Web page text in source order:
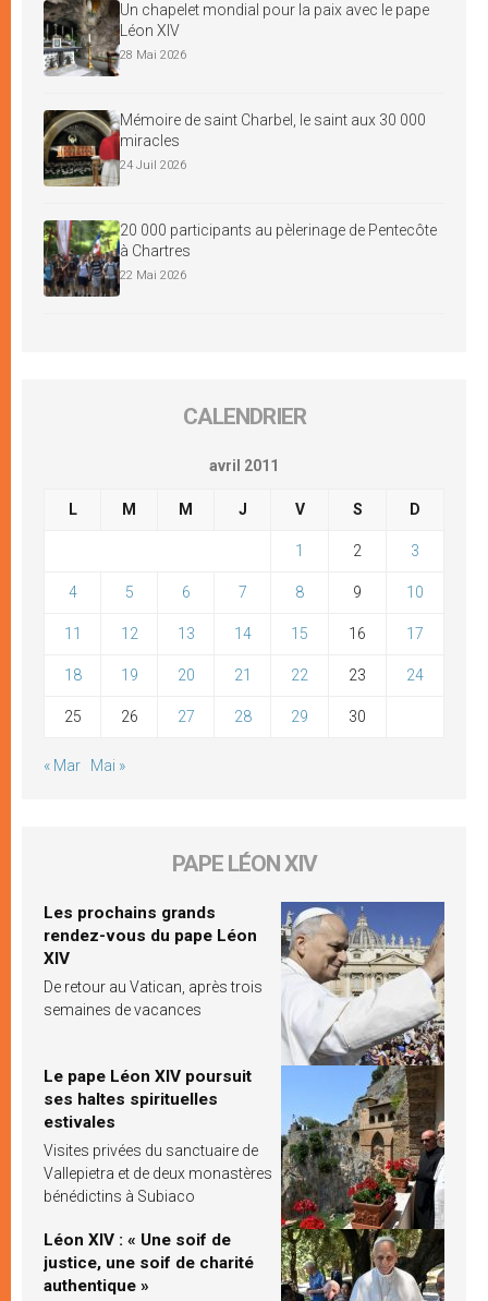
Un chapelet mondial pour la paix avec le pape
Léon XIV
28 Mai 2026
Mémoire de saint Charbel, le saint aux 30 000
miracles
24 Juil 2026
20 000 participants au pèlerinage de Pentecôte
à Chartres
22 Mai 2026
CALENDRIER
avril 2011
L M M J V S D
1 2 3
4 5 6 7 8 9 10
11 12 13 14 15 16 17
18 19 20 21 22 23 24
25 26 27 28 29 30
« Mar Mai »
PAPE LÉON XIV
Les prochains grands
rendez-vous du pape Léon
XIV
De retour au Vatican, après trois
semaines de vacances
Le pape Léon XIV poursuit
ses haltes spirituelles
estivales
Visites privées du sanctuaire de
Vallepietra et de deux monastères
bénédictins à Subiaco
Léon XIV : « Une soif de
justice, une soif de charité
authentique »